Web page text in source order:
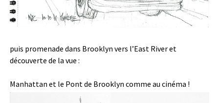
puis promenade dans Brooklyn vers l’East River et
découverte de la vue :
Manhattan et le Pont de Brooklyn comme au cinéma !